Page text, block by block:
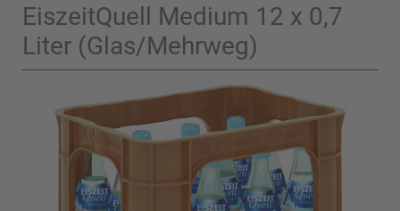
EiszeitQuell Medium 12 x 0,7
Liter (Glas/Mehrweg)